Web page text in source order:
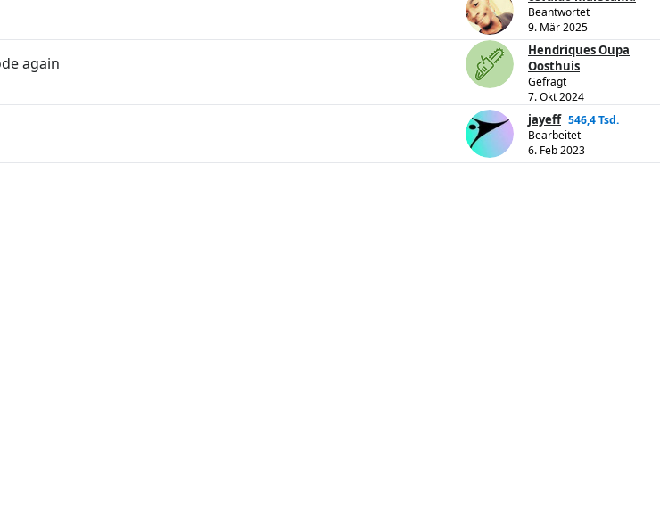
Beantwortet
9. Mär 2025
again
Hendriques Oupa
Oosthuis
Gefragt
7. Okt 2024
jayeff 546,4 Tsd.
Bearbeitet
6. Feb 2023